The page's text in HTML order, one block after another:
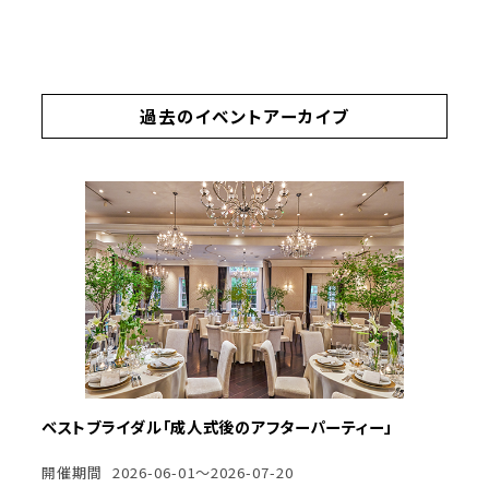
過去のイベントアーカイブ
ベストブライダル「成人式後のアフターパーティー」
開催期間 2026-06-01～2026-07-20